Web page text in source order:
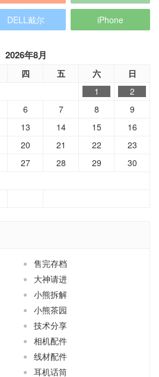
DELL戴尔 iPhone
2026年8月
四 五 六 日
1
2
6 7 8
9
13 14 15
16
20 21 22
23
27 28 29
30
售完存档
大神请进
小熊拆解
小熊茶园
技术分享
相机配件
线材配件
耳机话筒